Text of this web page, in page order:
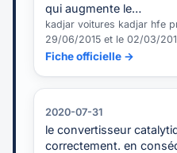
qui augmente le…
kadjar voitures kadjar hfe
29/06/2015 et le 02/03/
Fiche officielle →
2020-07-31
le convertisseur
correctement. en